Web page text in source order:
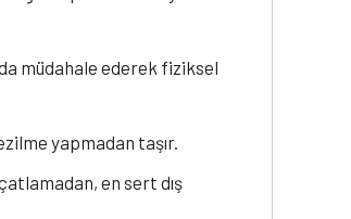
müdahale ederek fiziksel
yapmadan taşır.
en sert dış